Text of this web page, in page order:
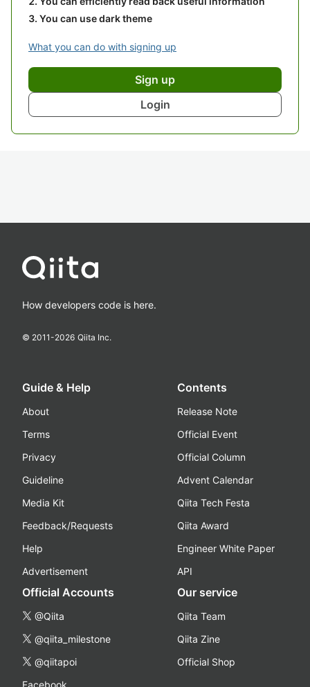
You can use dark theme
What you can do with signing up
Sign up
Login
How developers code is here.
© 2011-2026 Qiita Inc.
Guide & Help
About
Terms
Privacy
Guideline
Media Kit
Feedback/Requests
Help
Advertisement
Contents
Release Note
Official Event
Official Column
Advent Calendar
Qiita Tech Festa
Qiita Award
Engineer White Paper
API
Official Accounts
@Qiita
@qiita_milestone
@qiitapoi
Facebook
Our service
Qiita Team
Qiita Zine
Official Shop